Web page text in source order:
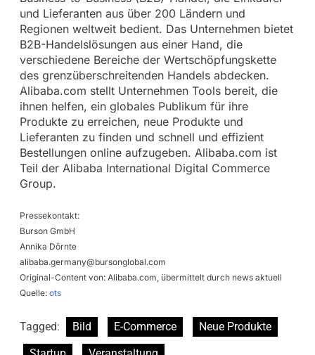
und Lieferanten aus über 200 Ländern und
Regionen weltweit bedient. Das Unternehmen bietet
B2B-Handelslösungen aus einer Hand, die
verschiedene Bereiche der Wertschöpfungskette
des grenzüberschreitenden Handels abdecken.
Alibaba.com stellt Unternehmen Tools bereit, die
ihnen helfen, ein globales Publikum für ihre
Produkte zu erreichen, neue Produkte und
Lieferanten zu finden und schnell und effizient
Bestellungen online aufzugeben. Alibaba.com ist
Teil der Alibaba International Digital Commerce
Group.
Pressekontakt:
Burson GmbH
Annika Dörnte
alibaba.germany@bursonglobal.com
Original-Content von: Alibaba.com, übermittelt durch news aktuell
Quelle: ots
Tagged: Bild E-Commerce
Neue Produkte